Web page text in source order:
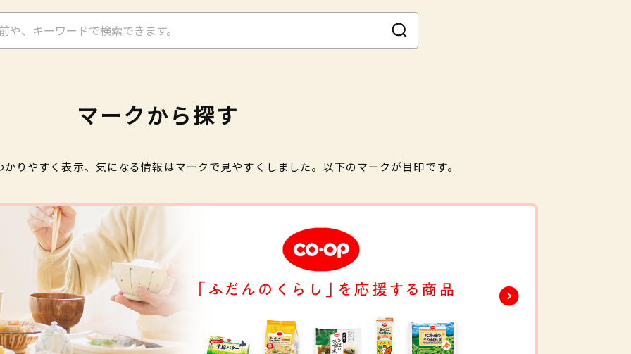
マークから探す
りやすく表示、気になる情報はマークで見やすくしました。以下のマークが目印です。